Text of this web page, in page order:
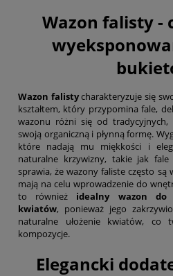
Wazon falisty -
Wazon falistycharakteryzuje się
kształtem, który przypomina fale,
wazonu różni się od
swoją organiczną i płynną formę.
które nadają mu miękkości i
naturalne krzywizny, takie jak
sprawia, że wazony faliste często
mają na celu wprowadzenie do
to również idealny wazon do
kwiatów, ponieważ jego
naturalne ułożenie kwiatów, co
kompozycje.
Elegancki